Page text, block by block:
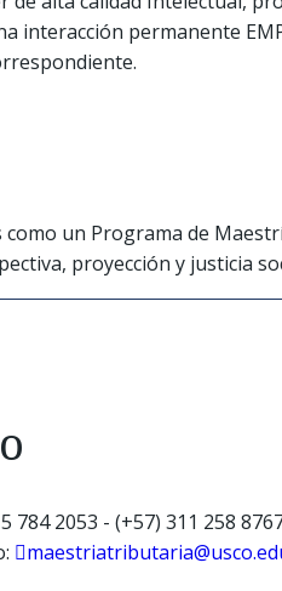
interacción permanente
como un Programa de
proyección y justicia
784 2053 - (+57) 311 258